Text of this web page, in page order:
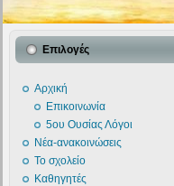
Επιλογές
Αρχική
Επικοινωνία
5ου Ουσίας Λόγοι
Νέα-ανακοινώσεις
Το σχολείο
Καθηγητές